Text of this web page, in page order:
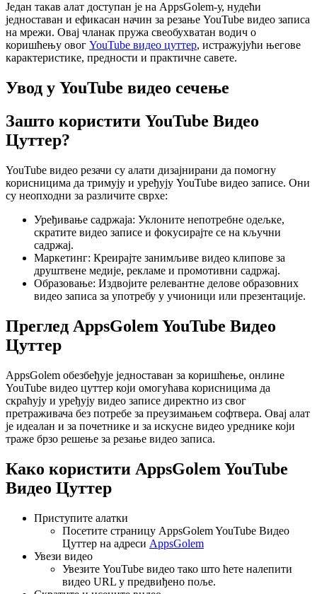
Један такав алат доступан је на AppsGolem-у, нудећи
једноставан и ефикасан начин за резање YouTube видео записа
на мрежи. Овај чланак пружа свеобухватан водич о
коришћењу овог YouTube видео цуттер, истражујући његове
карактеристике, предности и практичне савете.
Увод у YouTube видео сечење
Зашто користити YouTube Видео
Цуттер?
YouTube видео резачи су алати дизајнирани да помогну
корисницима да тримују и уређују YouTube видео записе. Они
су неопходни за различите сврхе:
Уређивање садржаја: Уклоните непотребне одељке,
скратите видео записе и фокусирајте се на кључни
садржај.
Маркетинг: Креирајте занимљиве видео клипове за
друштвене медије, рекламе и промотивни садржај.
Образовање: Издвојите релевантне делове образовних
видео записа за употребу у учионици или презентације.
Преглед AppsGolem YouTube Видео
Цуттер
AppsGolem обезбеђује једноставан за коришћење, онлине
YouTube видео цуттер који омогућава корисницима да
скраћују и уређују видео записе директно из свог
претраживача без потребе за преузимањем софтвера. Овај алат
је идеалан и за почетнике и за искусне видео уреднике који
траже брзо решење за резање видео записа.
Како користити AppsGolem YouTube
Видео Цуттер
Приступите алатки
Посетите страницу AppsGolem YouTube Видео
Цуттер на адреси AppsGolem
Увези видео
Увезите YouTube видео тако што ћете налепити
видео URL у предвиђено поље.